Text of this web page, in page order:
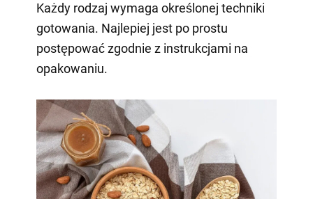
Każdy rodzaj wymaga określonej techniki
gotowania. Najlepiej jest po prostu
postępować zgodnie z instrukcjami na
opakowaniu.